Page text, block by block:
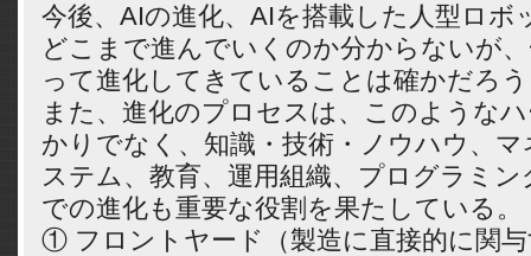
今後、AIの進化、AIを搭載した人型ロボ
どこまで進んでいくのか分からないが
って進化してきていることは確かだろ
また、進化のプロセスは、このような
かりでなく、知識・技術・ノウハウ、
ステム、教育、運用組織、プログラミ
での進化も重要な役割を果たしている。
① フロントヤード（製造に直接的に関